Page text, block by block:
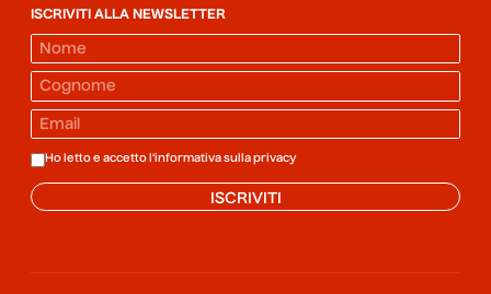
ISCRIVITI ALLA NEWSLETTER
Ho letto e accetto l'informativa sulla privacy
ISCRIVITI